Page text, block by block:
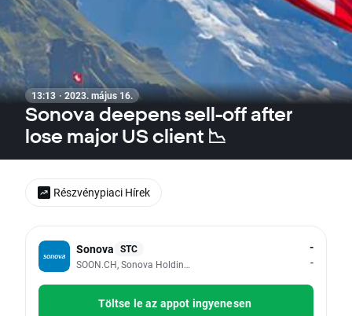
13:13 · 2023. május 16.
Sonova deepens sell-off after
lose major US client 📉
Sonova STC
SOON.CH, Sonova Holding AG
-
-
Töltse le az appot ingyenesen
Részvénypiaci Hírek